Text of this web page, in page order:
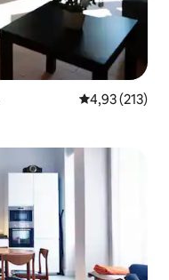
Xếp hạng
4,93 (213)